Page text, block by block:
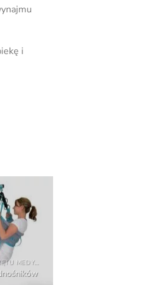
i
WYPOŻYCZALNIA SPRZĘTU MEDYCZNEGO I REHABILITACYJNEGO - WYNAJEM